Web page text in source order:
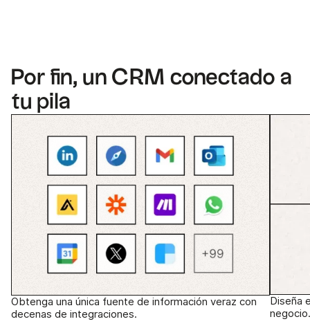
Por fin, un CRM conectado a
tu pila
Obtenga una única fuente de información veraz con
decenas de integraciones.
Diseña